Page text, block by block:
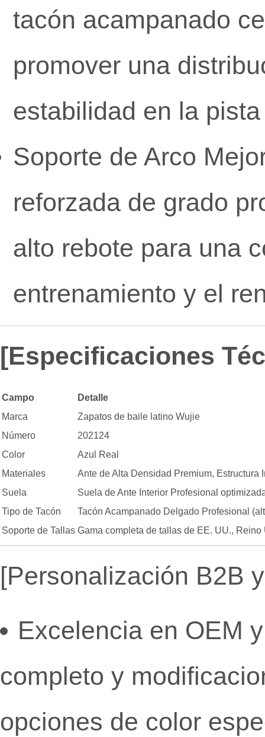
tacón acampanado
promover una
estabilidad en la
Soporte de Arco
reforzada de grado
alto rebote para una
entrenamiento y el
[Especificaciones
Campo
Detalle
Marca
Zapatos de baile latino Wujie
Número
202124
Color
Azul Real
Materiales
Ante de Alta Densidad Premium, Estructura
Suela
Suela de Ante Interior Profesional
Tipo de Tacón
Tacón Acampanado Delgado Profesional
Soporte de Tallas Gama completa de tallas de EE. UU., Reino
[Personalización B2B
Excelencia en OEM
completo y
opciones de color